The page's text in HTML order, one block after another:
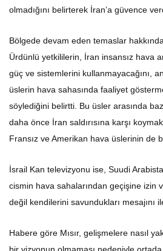
olmadığını belirterek İran’a güvence
Bölgede devam eden temaslar
Ürdünlü yetkililerin, İran insansız hava
güç ve sistemlerini kullanmayacağını,
üslerin hava sahasında faaliyet
söylediğini belirtti. Bu üsler arasında
daha önce İran saldırısına karşı
Fransız ve Amerikan hava üslerinin de
İsrail Kan televizyonu ise, Suudi
cismin hava sahalarından geçişine izin
değil kendilerini savundukları mesajını
Habere göre Mısır, gelişmelere nasıl
bir vizyonun olmaması nedeniyle ortada